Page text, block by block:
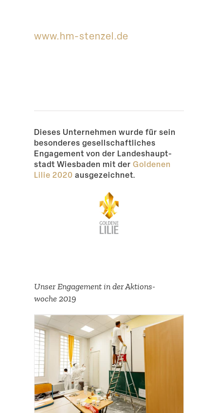
www​.hm​-stenzel​.de
Dieses Unter­nehmen wurde für sein
beson­deres gesell­schaft­liches
Engagement von der Landes­haupt­
stadt Wiesbaden mit der Goldenen
Lilie 2020 ausgezeichnet.
Unser Engagement in der Aktions­
woche 2019